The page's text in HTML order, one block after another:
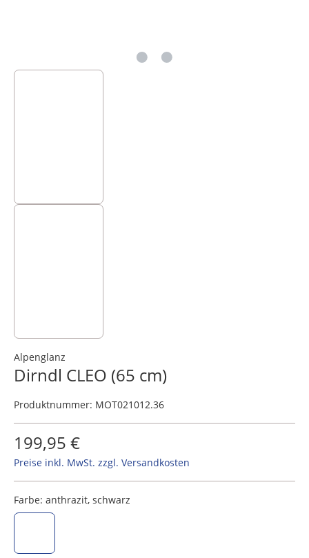
Alpenglanz
Dirndl CLEO (65 cm)
Produktnummer: MOT021012.36
199,95 €
Preise inkl. MwSt. zzgl. Versandkosten
Farbe: anthrazit, schwarz